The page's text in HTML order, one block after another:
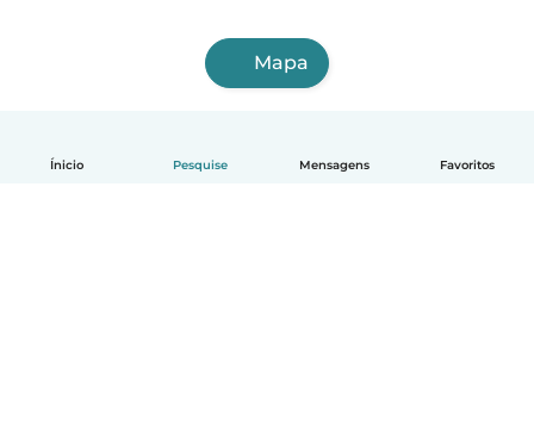
Ínicio Pesquise Mensagens Favoritos
Mapa